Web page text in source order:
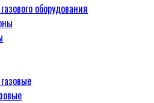
оборудования